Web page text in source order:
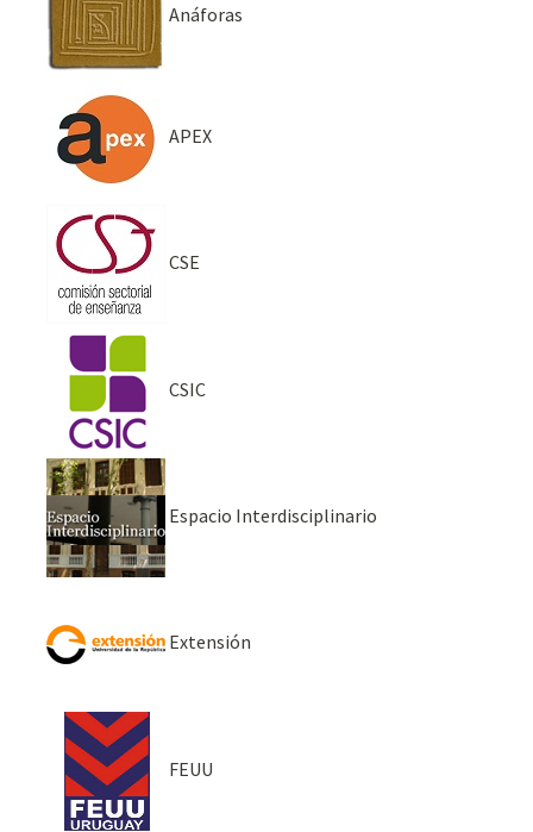
Anáforas
APEX
CSE
CSIC
Espacio Interdisciplinario
Extensión
FEUU